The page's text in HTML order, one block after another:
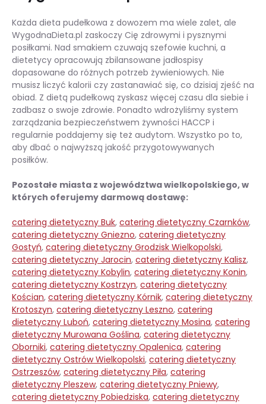
Każda dieta pudełkowa z dowozem ma wiele zalet, ale
WygodnaDieta.pl zaskoczy Cię zdrowymi i pysznymi
posiłkami. Nad smakiem czuwają szefowie kuchni, a
dietetycy opracowują zbilansowane jadłospisy
dopasowane do różnych potrzeb żywieniowych. Nie
musisz liczyć kalorii czy zastanawiać się, co dzisiaj zjeść na
obiad. Z dietą pudełkową zyskasz więcej czasu dla siebie i
zadbasz o swoje zdrowie. Ponadto wdrożyliśmy system
zarządzania bezpieczeństwem żywności HACCP i
regularnie poddajemy się też audytom. Wszystko po to,
aby dbać o najwyższą jakość przygotowywanych
posiłków.
Pozostałe miasta z województwa wielkopolskiego, w
których oferujemy darmową dostawę:
catering dietetyczny Buk, catering dietetyczny Czarnków,
catering dietetyczny Gniezno, catering dietetyczny
Gostyń, catering dietetyczny Grodzisk Wielkopolski,
catering dietetyczny Jarocin, catering dietetyczny Kalisz,
catering dietetyczny Kobylin, catering dietetyczny Konin,
catering dietetyczny Kostrzyn, catering dietetyczny
Kościan, catering dietetyczny Kórnik, catering dietetyczny
Krotoszyn, catering dietetyczny Leszno, catering
dietetyczny Luboń, catering dietetyczny Mosina, catering
dietetyczny Murowana Goślina, catering dietetyczny
Oborniki, catering dietetyczny Opalenica, catering
dietetyczny Ostrów Wielkopolski, catering dietetyczny
Ostrzeszów, catering dietetyczny Piła, catering
dietetyczny Pleszew, catering dietetyczny Pniewy,
catering dietetyczny Pobiedziska, catering dietetyczny